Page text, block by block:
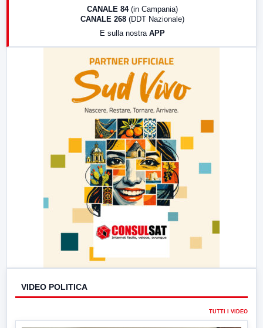
CANALE 84 (in Campania)
CANALE 268 (DDT Nazionale)
E sulla nostra APP
VIDEO POLITICA
TUTTI I VIDEO